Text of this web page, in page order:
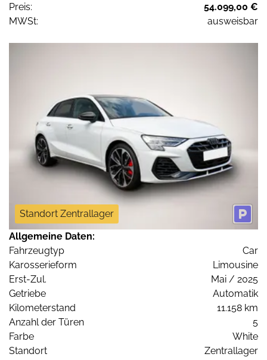
Preis:
54.099,00 €
MWSt:
ausweisbar
Standort Zentrallager
Allgemeine Daten:
Fahrzeugtyp
Car
Karosserieform
Limousine
Erst-Zul.
Mai / 2025
Getriebe
Automatik
Kilometerstand
11.158 km
Anzahl der Türen
5
Farbe
White
Standort
Zentrallager